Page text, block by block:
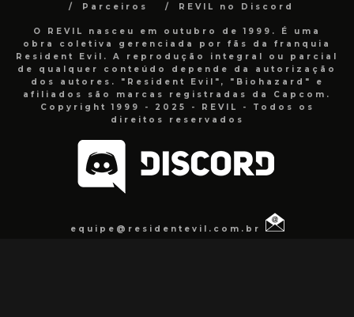
Parceiros
REVIL no Discord
O REVIL nasceu em outubro de 1999. É uma
obra coletiva gerenciada por fãs da franquia
Resident Evil. A reprodução integral ou parcial
de qualquer conteúdo depende da autorização
dos autores. "Resident Evil", "Biohazard" e
afiliados são marcas registradas da Capcom.
Copyright 1999 - 2025 - REVIL - Todos os
direitos reservados
equipe@residentevil.com.br